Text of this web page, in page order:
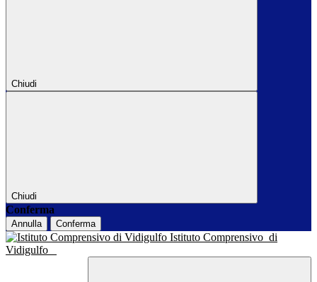
Chiudi
Chiudi
Conferma
Annulla Conferma
Istituto Comprensivo di
Vidigulfo